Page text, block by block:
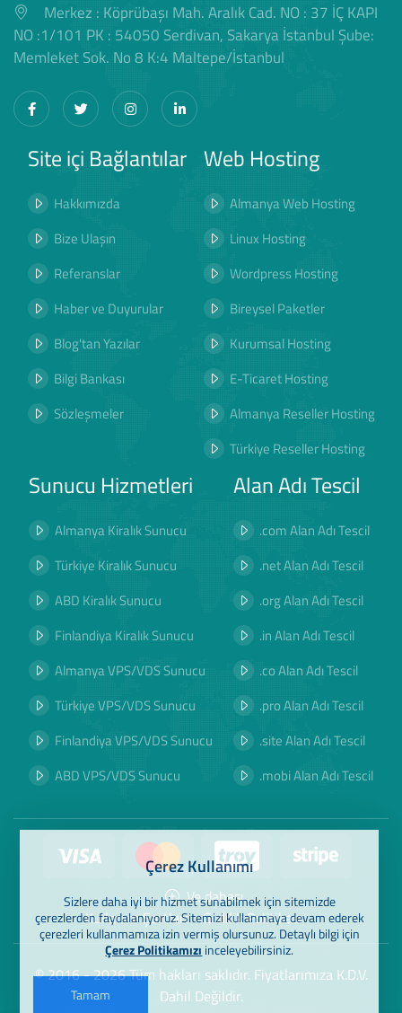
Merkez : Köprübaşı Mah. Aralık Cad. NO : 37 İÇ KAPI
NO :1/101 PK : 54050 Serdivan, Sakarya İstanbul Şube:
Memleket Sok. No 8 K:4 Maltepe/İstanbul
Site içi Bağlantılar
Hakkımızda
Bize Ulaşın
Referanslar
Haber ve Duyurular
Blog'tan Yazılar
Bilgi Bankası
Sözleşmeler
Web Hosting
Almanya Web Hosting
Linux Hosting
Wordpress Hosting
Bireysel Paketler
Kurumsal Hosting
E-Ticaret Hosting
Almanya Reseller Hosting
Türkiye Reseller Hosting
Sunucu Hizmetleri
Almanya Kiralık Sunucu
Türkiye Kiralık Sunucu
ABD Kiralık Sunucu
Finlandiya Kiralık Sunucu
Almanya VPS/VDS Sunucu
Türkiye VPS/VDS Sunucu
Finlandiya VPS/VDS Sunucu
ABD VPS/VDS Sunucu
Alan Adı Tescil
.com Alan Adı Tescil
.net Alan Adı Tescil
.org Alan Adı Tescil
.in Alan Adı Tescil
.co Alan Adı Tescil
.pro Alan Adı Tescil
.site Alan Adı Tescil
.mobi Alan Adı Tescil
Ve dahası
Kullanım Şartları
Gizlilik Politikası
© 2016 - 2026 Tüm hakları saklıdır. Fiyatlarımıza K.D.V.
Dahil Değildir.
Çerez Kullanımı
Sizlere daha iyi bir hizmet sunabilmek için sitemizde
çerezlerden faydalanıyoruz. Sitemizi kullanmaya devam ederek
çerezleri kullanmamıza izin vermiş olursunuz. Detaylı bilgi için
Çerez Politikamızı inceleyebilirsiniz.
Tamam